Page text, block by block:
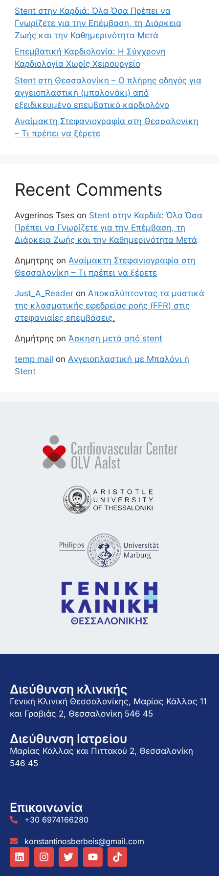
Stent στην Καρδιά: Όλα Όσα Πρέπει να
Γνωρίζετε για την Επέμβαση, τη Διάρκεια
Ζωής και την Καθημερινότητα Μετά
Επεμβατική Καρδιολογία: Η Σύγχρονη
Καρδιολογία Χωρίς Χειρουργείο
Stent στη Θεσσαλονίκη – Ο πλήρης οδηγός για
αγγειοπλαστική (μπαλονάκι) από
εξειδικευμένο επεμβατικό καρδιολόγο
Αναίμακτη Στεφανιογραφία στη Θεσσαλονίκη
– Τι πρέπει να ξέρετε
Recent Comments
Avgerinos Tses on Stent στην Καρδιά: Όλα Όσα
Πρέπει να Γνωρίζετε για την Επέμβαση, τη
Διάρκεια Ζωής και την Καθημερινότητα Μετά
Δημητρης on Αναίμακτη Στεφανιογραφία στη
Θεσσαλονίκη – Τι πρέπει να ξέρετε
Just_A_Reader on Αποκαλύπτοντας τα μυστικά
της κλασματικής εφεδρείας ροής (FFR) στις
στεφανιαίες επεμβάσεις.
Δημήτρης on Άσκηση μετά από stent
temp mail on Αγγειοπλαστική με Μπαλόνι ή
Stent
Διεύθυνση κλινικής
Γενική Κλινική Θεσσαλονίκης, Μαρίας Κάλλας 11
και Γραβιάς 2, Θεσσαλονίκη 546 45
Διεύθυνση Ιατρείου
Μαρίας Κάλλας και Πιττακού 2, Θεσσαλονίκη
546 45
Επικοινωνία
+30 6974166280
konstantinosberbeis@gmail.com